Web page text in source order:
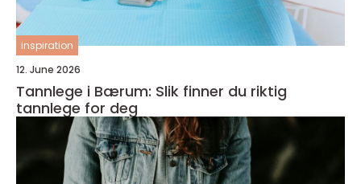
inspiration
12. June 2026
Tannlege i Bærum: Slik finner du riktig
tannlege for deg